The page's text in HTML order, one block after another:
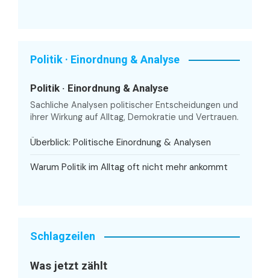
Politik · Einordnung & Analyse
Politik · Einordnung & Analyse
Sachliche Analysen politischer Entscheidungen und
ihrer Wirkung auf Alltag, Demokratie und Vertrauen.
Überblick: Politische Einordnung & Analysen
Warum Politik im Alltag oft nicht mehr ankommt
Schlagzeilen
Was jetzt zählt